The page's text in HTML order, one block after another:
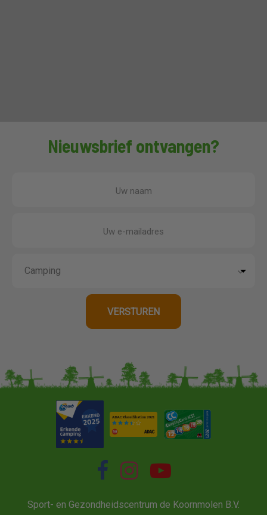
Nieuwsbrief ontvangen?
Uw naam
Uw e-mailadres
Sport- en Gezondheidscentrum de Koornmolen B.V.